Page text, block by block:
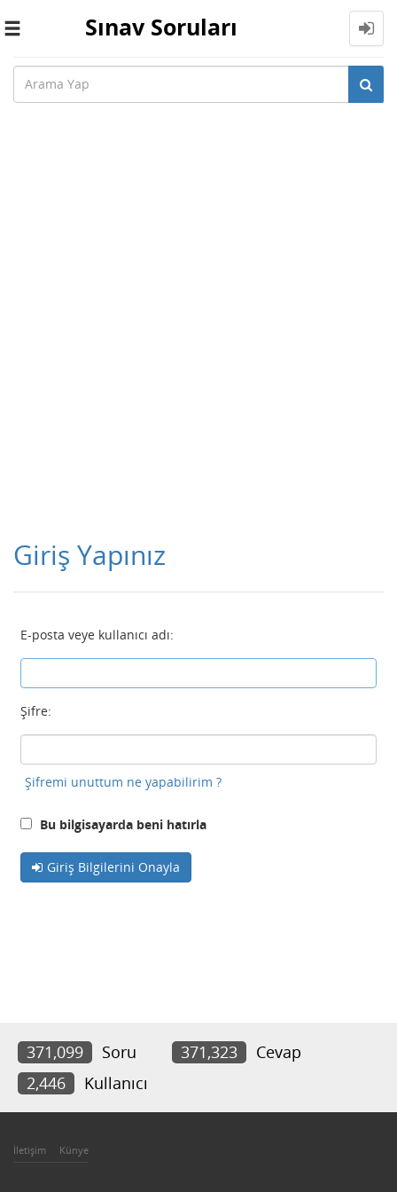
Toggle
Sınav Soruları
Giriş Yapınız
E-posta veye kullanıcı adı:
Şifre:
Şifremi unuttum ne yapabilirim ?
Bu bilgisayarda beni hatırla
Giriş Bilgilerini Onayla
371,099 Soru 371,323
Cevap
2,446
Kullanıcı
İletişim Künye